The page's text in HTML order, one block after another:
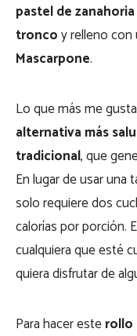
pastel de zanahoria
troncoy relleno
Mascarpone.
Lo que más me
alternativa más
tradicional, que
En lugar de usar una
solo requiere dos
calorías por porción.
cualquiera que esté
quiera disfrutar de
Para hacer esterollo